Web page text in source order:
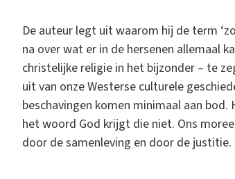
De auteur legt uit waarom hij de term
na over wat er in de hersenen allemaal
christelijke religie in het bijzonder – te
uit van onze Westerse culturele
beschavingen komen minimaal aan
het woord God krijgt die niet. Ons
door de samenleving en door de justitie.